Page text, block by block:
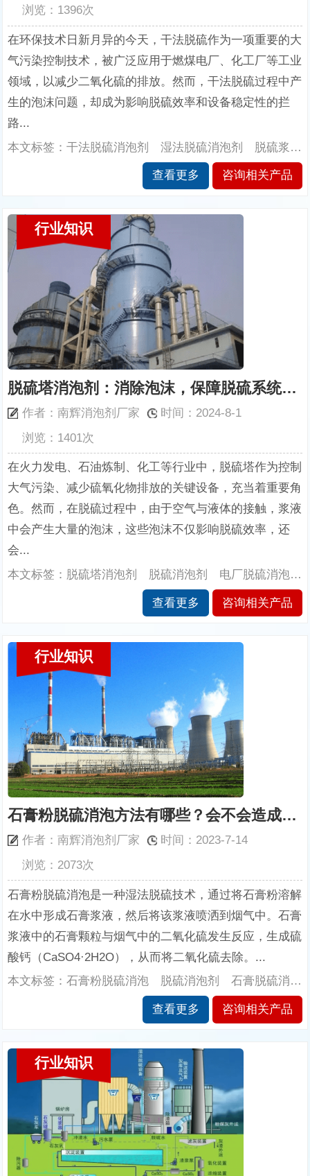
浏览：1396次
在环保技术日新月异的今天，干法脱硫作为一项重要的大
气污染控制技术，被广泛应用于燃煤电厂、化工厂等工业
领域，以减少二氧化硫的排放。然而，干法脱硫过程中产
生的泡沫问题，却成为影响脱硫效率和设备稳定性的拦
路...
本文标签：干法脱硫消泡剂 湿法脱硫消泡剂 脱硫浆液消泡剂 电厂烟气脱硫消泡剂 脱硫塔消泡剂 脱硫消泡剂 南辉消泡剂
查看更多 咨询相关产品
行业知识
脱硫塔消泡剂：消除泡沫，保障脱硫系统的稳定运行
作者：南辉消泡剂厂家
时间：2024-8-1
浏览：1401次
在火力发电、石油炼制、化工等行业中，脱硫塔作为控制
大气污染、减少硫氧化物排放的关键设备，充当着重要角
色。然而，在脱硫过程中，由于空气与液体的接触，浆液
中会产生大量的泡沫，这些泡沫不仅影响脱硫效率，还
会...
本文标签：脱硫塔消泡剂 脱硫消泡剂 电厂脱硫消泡剂 脱硫浆液消泡剂 湿法脱硫消泡剂 脱硫厂消泡剂 南辉消泡剂
查看更多 咨询相关产品
行业知识
石膏粉脱硫消泡方法有哪些？会不会造成沉淀？
作者：南辉消泡剂厂家
时间：2023-7-14
浏览：2073次
石膏粉脱硫消泡是一种湿法脱硫技术，通过将石膏粉溶解
在水中形成石膏浆液，然后将该浆液喷洒到烟气中。石膏
浆液中的石膏颗粒与烟气中的二氧化硫发生反应，生成硫
酸钙（CaSO4·2H2O），从而将二氧化硫去除。...
本文标签：石膏粉脱硫消泡 脱硫消泡剂 石膏脱硫消泡剂 电厂脱硫消泡剂 电厂消泡剂 石膏消泡剂 南辉消泡剂厂家
查看更多 咨询相关产品
行业知识